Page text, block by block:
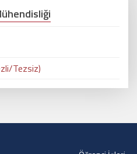
Tezsiz)